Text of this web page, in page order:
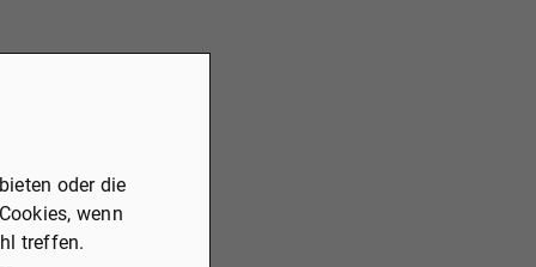
oder die
wenn
treffen.